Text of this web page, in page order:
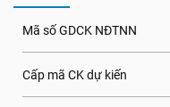
Mã số GDCK NĐTNN
Cấp mã CK dự kiến